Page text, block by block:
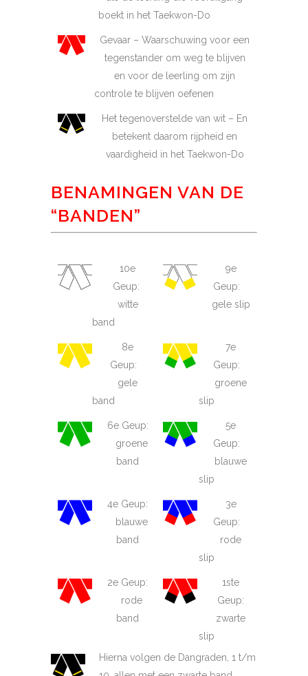
boekt in het Taekwon-Do
Gevaar – Waarschuwing voor een
tegenstander om weg te blijven
en voor de leerling om zijn
controle te blijven oefenen
Het tegenoverstelde van wit – En
betekent daarom rijpheid en
vaardigheid in het Taekwon-Do
BENAMINGEN VAN DE
“BANDEN”
10e
Geup:
witte
band
9e
Geup:
gele slip
8e
Geup:
gele
band
7e
Geup:
groene
slip
6e Geup:
groene
band
5e
Geup:
blauwe
slip
4e Geup:
blauwe
band
3e
Geup:
rode
slip
2e Geup:
rode
band
1ste
Geup:
zwarte
slip
Hierna volgen de Dangraden, 1 t/m